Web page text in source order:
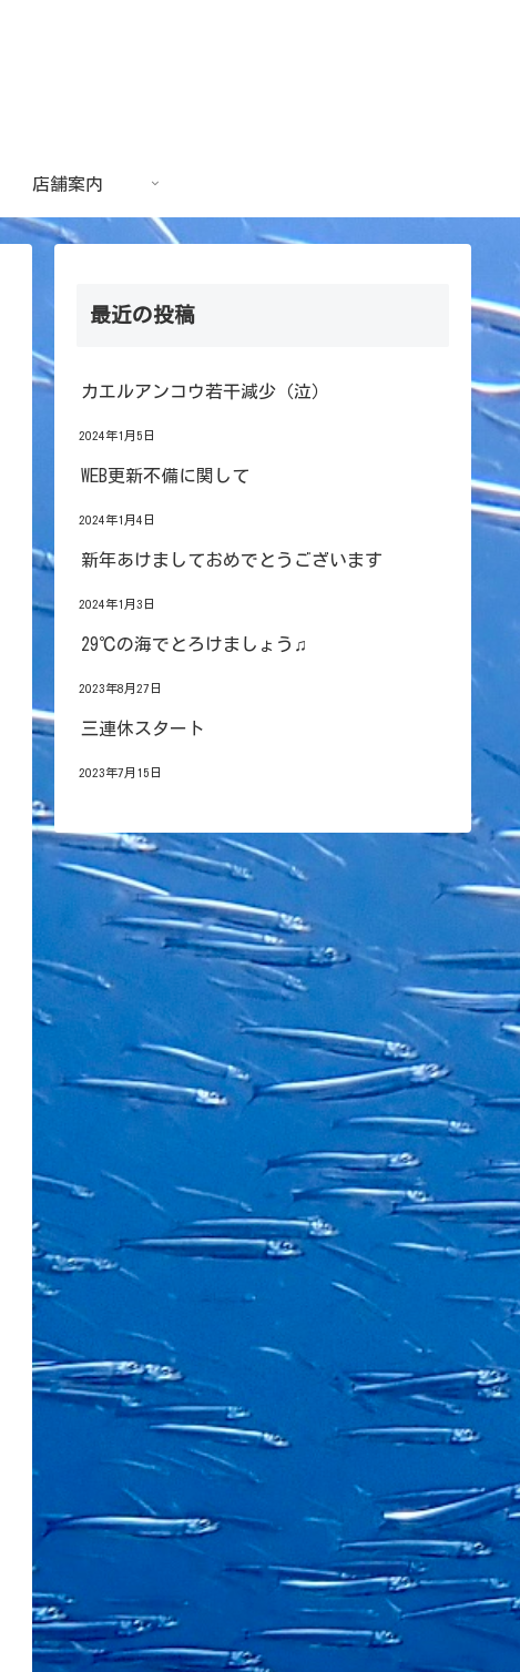
店舗案内
最近の投稿
カエルアンコウ若干減少（泣）
2024年1月5日
WEB更新不備に関して
2024年1月4日
新年あけましておめでとうございます
2024年1月3日
29℃の海でとろけましょう♫
2023年8月27日
三連休スタート
2023年7月15日